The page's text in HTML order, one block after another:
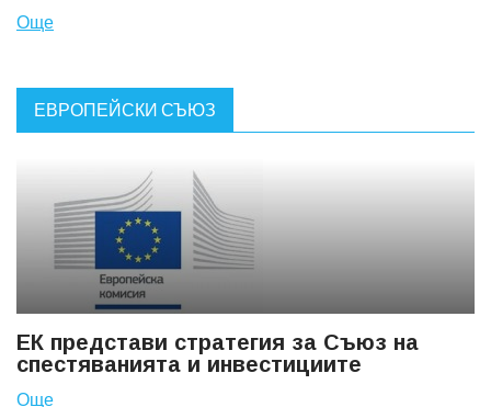
Още
ЕВРОПЕЙСКИ СЪЮЗ
ЕК представи стратегия за Съюз на
спестяванията и инвестициите
Още